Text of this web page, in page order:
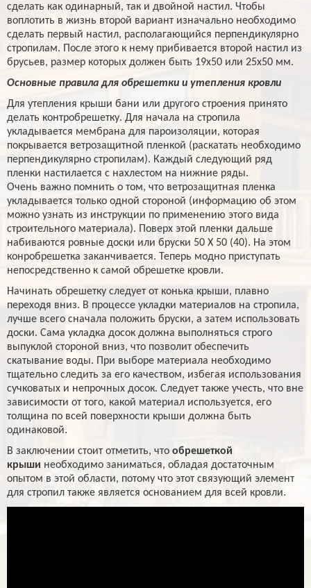
сделать как одинарный, так и двойной настил. Чтобы
воплотить в жизнь второй вариант изначально необходимо
сделать первый настил, располагающийся перпендикулярно
стропилам. После этого к нему прибивается второй настил из
брусьев, размер которых должен быть 19х50 или 25х50 мм.
Основные правила для обрешетки и утепления кровли
Для утепления крыши бани или другого строения принято
делать контробрешетку. Для начала на стропила
укладывается мембрана для пароизоляции, которая
покрывается ветрозащитной пленкой (раскатать необходимо
перпендикулярно стропилам). Каждый следующий ряд
пленки настилается с нахлестом на нижние ряды.
Очень важно помнить о том, что ветрозащитная пленка
укладывается только одной стороной (информацию об этом
можно узнать из инструкции по применению этого вида
строительного материала). Поверх этой пленки дальше
набиваются ровные доски или бруски 50 Х 50 (40). На этом
конробрешетка заканчивается. Теперь модно приступать
непосредственно к самой обрешетке кровли.
Начинать обрешетку следует от конька крыши, плавно
переходя вниз. В процессе укладки материалов на стропила,
лучше всего сначала положить бруски, а затем использовать
доски. Сама укладка досок должна выполняться строго
выпуклой стороной вниз, что позволит обеспечить
скатывание воды. При выборе материала необходимо
тщательно следить за его качеством, избегая использования
сучковатых и непрочных досок. Следует также учесть, что вне
зависимости от того, какой материал используется, его
толщина по всей поверхности крыши должна быть
одинаковой.
В заключении стоит отметить, что обрешеткой
крыши необходимо заниматься, обладая достаточным
опытом в этой области, потому что этот связующий элемент
для стропил также является основанием для всей кровли.